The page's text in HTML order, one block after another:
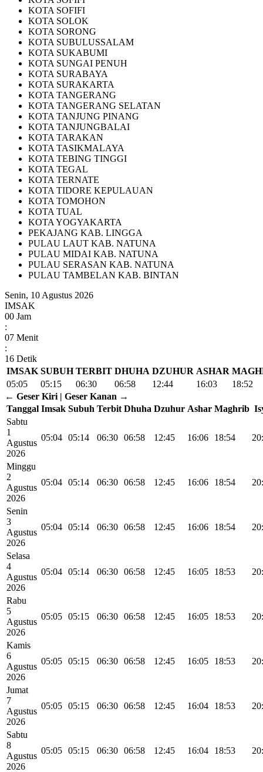
KOTA SOFIFI
KOTA SOLOK
KOTA SORONG
KOTA SUBULUSSALAM
KOTA SUKABUMI
KOTA SUNGAI PENUH
KOTA SURABAYA
KOTA SURAKARTA
KOTA TANGERANG
KOTA TANGERANG SELATAN
KOTA TANJUNG PINANG
KOTA TANJUNGBALAI
KOTA TARAKAN
KOTA TASIKMALAYA
KOTA TEBING TINGGI
KOTA TEGAL
KOTA TERNATE
KOTA TIDORE KEPULAUAN
KOTA TOMOHON
KOTA TUAL
KOTA YOGYAKARTA
PEKAJANG KAB. LINGGA
PULAU LAUT KAB. NATUNA
PULAU MIDAI KAB. NATUNA
PULAU SERASAN KAB. NATUNA
PULAU TAMBELAN KAB. BINTAN
Senin, 10 Agustus 2026
IMSAK
00 Jam
:
07 Menit
:
15 Detik
IMSAK SUBUH TERBIT DHUHA DZUHUR ASHAR
05:05
05:15 06:30 06:58 12:44 16:03
18:52
← Geser Kiri | Geser Kanan →
Tanggal Imsak Subuh Terbit Dhuha Dzuhur Ashar Maghrib
Sabtu
1
Agustus
2026
05:04 05:14 06:30 06:58 12:45 16:06 18:54
Minggu
2
Agustus
2026
05:04 05:14 06:30 06:58 12:45 16:06 18:54
Senin
3
Agustus
2026
05:04 05:14 06:30 06:58 12:45 16:06 18:54
Selasa
4
Agustus
2026
05:04 05:14 06:30 06:58 12:45 16:05 18:53
Rabu
5
Agustus
2026
05:05 05:15 06:30 06:58 12:45 16:05 18:53
Kamis
6
Agustus
2026
05:05 05:15 06:30 06:58 12:45 16:05 18:53
Jumat
7
Agustus
2026
05:05 05:15 06:30 06:58 12:45 16:04 18:53
Sabtu
8
Agustus
2026
05:05 05:15 06:30 06:58 12:45 16:04 18:53